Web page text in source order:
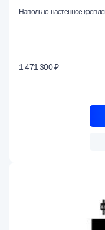
Напольно-настенное
1 471 300 ₽